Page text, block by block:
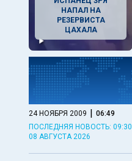
НАПАЛ НА
РЕЗЕРВИСТА
ЦАХАЛА
24 НОЯБРЯ 2009 | 06:49
ПОСЛЕДНЯЯ НОВОСТЬ: 09:30
08 АВГУСТА 2026